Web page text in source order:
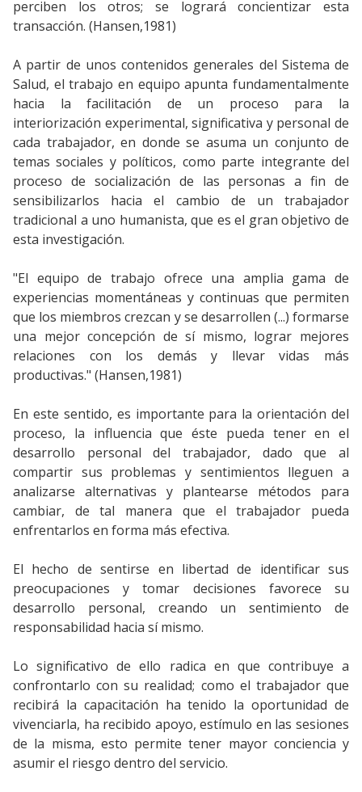
perciben los otros; se logrará concientizar esta
transacción. (Hansen,1981)
A partir de unos contenidos generales del Sistema de
Salud, el trabajo en equipo apunta fundamentalmente
hacia la facilitación de un proceso para la
interiorización experimental, significativa y personal de
cada trabajador, en donde se asuma un conjunto de
temas sociales y políticos, como parte integrante del
proceso de socialización de las personas a fin de
sensibilizarlos hacia el cambio de un trabajador
tradicional a uno humanista, que es el gran objetivo de
esta investigación.
"El equipo de trabajo ofrece una amplia gama de
experiencias momentáneas y continuas que permiten
que los miembros crezcan y se desarrollen (...) formarse
una mejor concepción de sí mismo, lograr mejores
relaciones con los demás y llevar vidas más
productivas." (Hansen,1981)
En este sentido, es importante para la orientación del
proceso, la influencia que éste pueda tener en el
desarrollo personal del trabajador, dado que al
compartir sus problemas y sentimientos lleguen a
analizarse alternativas y plantearse métodos para
cambiar, de tal manera que el trabajador pueda
enfrentarlos en forma más efectiva.
El hecho de sentirse en libertad de identificar sus
preocupaciones y tomar decisiones favorece su
desarrollo personal, creando un sentimiento de
responsabilidad hacia sí mismo.
Lo significativo de ello radica en que contribuye a
confrontarlo con su realidad; como el trabajador que
recibirá la capacitación ha tenido la oportunidad de
vivenciarla, ha recibido apoyo, estímulo en las sesiones
de la misma, esto permite tener mayor conciencia y
asumir el riesgo dentro del servicio.